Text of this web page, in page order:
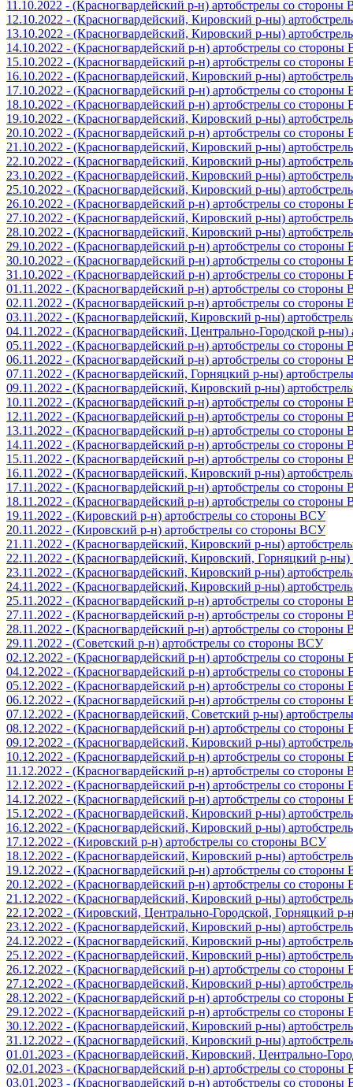
11.10.2022 - (Красногвардейский р-н) артобстрелы со стороны
12.10.2022 - (Красногвардейский, Кировский р-ны)
13.10.2022 - (Красногвардейский, Кировский р-ны)
14.10.2022 - (Красногвардейский р-н) артобстрелы со
15.10.2022 - (Красногвардейский р-н) артобстрелы со
16.10.2022 - (Красногвардейский, Кировский р-ны)
17.10.2022 - (Красногвардейский р-н) артобстрелы со
18.10.2022 - (Красногвардейский р-н) артобстрелы со
19.10.2022 - (Красногвардейский, Кировский р-ны)
20.10.2022 - (Красногвардейский р-н) артобстрелы со
21.10.2022 - (Красногвардейский, Кировский р-ны)
22.10.2022 - (Красногвардейский, Кировский р-ны)
23.10.2022 - (Красногвардейский, Кировский р-ны)
25.10.2022 - (Красногвардейский, Кировский р-ны)
26.10.2022 - (Красногвардейский р-н) артобстрелы со
27.10.2022 - (Красногвардейский, Кировский р-ны)
28.10.2022 - (Красногвардейский, Кировский р-ны)
29.10.2022 - (Красногвардейский р-н) артобстрелы со
30.10.2022 - (Красногвардейский р-н) артобстрелы со
31.10.2022 - (Красногвардейский р-н) артобстрелы со
01.11.2022 - (Красногвардейский р-н) артобстрелы со стороны
02.11.2022 - (Красногвардейский р-н) артобстрелы со стороны
03.11.2022 - (Красногвардейский, Кировский р-ны)
04.11.2022 - (Красногвардейский, Центрально-Городской р-
05.11.2022 - (Красногвардейский р-н) артобстрелы со стороны
06.11.2022 - (Красногвардейский р-н) артобстрелы со стороны
07.11.2022 - (Красногвардейский, Горняцкий р-ны)
09.11.2022 - (Красногвардейский, Кировский р-ны)
10.11.2022 - (Красногвардейский р-н) артобстрелы со стороны
12.11.2022 - (Красногвардейский р-н) артобстрелы со стороны
13.11.2022 - (Красногвардейский р-н) артобстрелы со стороны
14.11.2022 - (Красногвардейский р-н) артобстрелы со стороны
15.11.2022 - (Красногвардейский р-н) артобстрелы со стороны
16.11.2022 - (Красногвардейский, Кировский р-ны)
17.11.2022 - (Красногвардейский р-н) артобстрелы со стороны
18.11.2022 - (Красногвардейский р-н) артобстрелы со стороны
19.11.2022 - (Кировский р-н) артобстрелы со стороны ВСУ
20.11.2022 - (Кировский р-н) артобстрелы со стороны ВСУ
21.11.2022 - (Красногвардейский, Кировский р-ны)
22.11.2022 - (Красногвардейский, Кировский, Горняцкий р-
23.11.2022 - (Красногвардейский, Кировский р-ны)
24.11.2022 - (Красногвардейский, Кировский р-ны)
25.11.2022 - (Красногвардейский р-н) артобстрелы со стороны
27.11.2022 - (Красногвардейский р-н) артобстрелы со стороны
28.11.2022 - (Красногвардейский р-н) артобстрелы со стороны
29.11.2022 - (Советский р-н) артобстрелы со стороны ВСУ
02.12.2022 - (Красногвардейский р-н) артобстрелы со
04.12.2022 - (Красногвардейский р-н) артобстрелы со
05.12.2022 - (Красногвардейский р-н) артобстрелы со
06.12.2022 - (Красногвардейский р-н) артобстрелы со
07.12.2022 - (Красногвардейский, Советский р-ны)
08.12.2022 - (Красногвардейский р-н) артобстрелы со
09.12.2022 - (Красногвардейский, Кировский р-ны)
10.12.2022 - (Красногвардейский р-н) артобстрелы со
11.12.2022 - (Красногвардейский р-н) артобстрелы со стороны
12.12.2022 - (Красногвардейский р-н) артобстрелы со
14.12.2022 - (Красногвардейский р-н) артобстрелы со
15.12.2022 - (Красногвардейский, Кировский р-ны)
16.12.2022 - (Красногвардейский, Кировский р-ны)
17.12.2022 - (Кировский р-н) артобстрелы со стороны ВСУ
18.12.2022 - (Красногвардейский, Кировский р-ны)
19.12.2022 - (Красногвардейский р-н) артобстрелы со
20.12.2022 - (Красногвардейский р-н) артобстрелы со
21.12.2022 - (Красногвардейский, Кировский р-ны)
22.12.2022 - (Кировский, Центрально-Городской, Горняцкий
23.12.2022 - (Красногвардейский, Кировский р-ны)
24.12.2022 - (Красногвардейский, Кировский р-ны)
25.12.2022 - (Красногвардейский, Кировский р-ны)
26.12.2022 - (Красногвардейский р-н) артобстрелы со
27.12.2022 - (Красногвардейский, Кировский р-ны)
28.12.2022 - (Красногвардейский р-н) артобстрелы со
29.12.2022 - (Красногвардейский р-н) артобстрелы со
30.12.2022 - (Красногвардейский, Кировский р-ны)
31.12.2022 - (Красногвардейский, Кировский р-ны)
01.01.2023 - (Красногвардейский, Кировский, Центрально-
02.01.2023 - (Красногвардейский р-н) артобстрелы со
03.01.2023 - (Красногвардейский р-н) артобстрелы со